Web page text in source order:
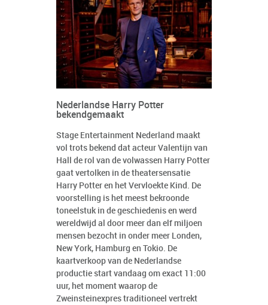
Nederlandse Harry Potter
bekendgemaakt
Stage Entertainment Nederland maakt
vol trots bekend dat acteur Valentijn van
Hall de rol van de volwassen Harry Potter
gaat vertolken in de theatersensatie
Harry Potter en het Vervloekte Kind. De
voorstelling is het meest bekroonde
toneelstuk in de geschiedenis en werd
wereldwijd al door meer dan elf miljoen
mensen bezocht in onder meer Londen,
New York, Hamburg en Tokio. De
kaartverkoop van de Nederlandse
productie start vandaag om exact 11:00
uur, het moment waarop de
Zweinsteinexpres traditioneel vertrekt